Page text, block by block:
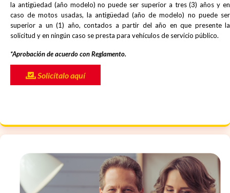
la antigüedad (año modelo) no puede ser superior a tres (3) años y en
caso de motos usadas, la antigüedad (año de modelo) no puede ser
superior a un (1) año, contados a partir del año en que presente la
solicitud y en ningún caso se presta para vehículos de servicio público.
*Aprobación de acuerdo con Reglamento.
Solicítalo aquí